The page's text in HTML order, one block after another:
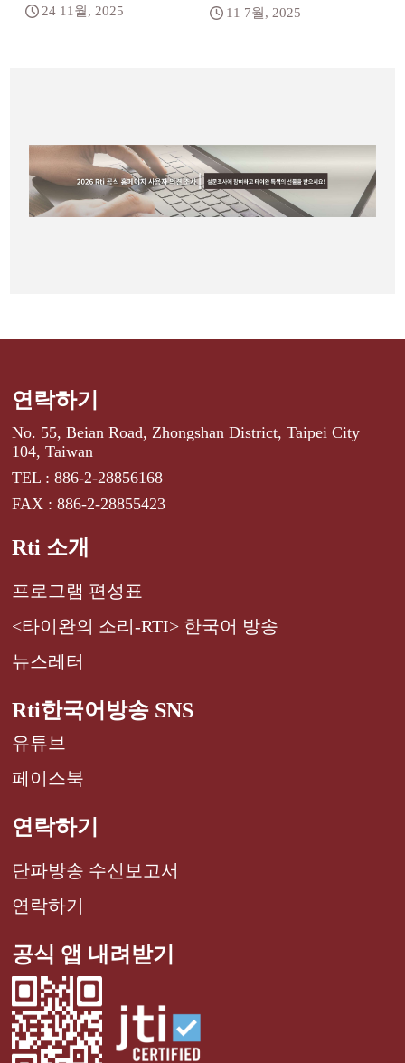
24 11월, 2025 11 7월, 2025
연락하기
No. 55, Beian Road, Zhongshan District, Taipei City
104, Taiwan
TEL : 886-2-28856168
FAX : 886-2-28855423
Rti 소개
프로그램 편성표
<타이완의 소리-RTI> 한국어 방송
뉴스레터
Rti한국어방송 SNS
유튜브
페이스북
연락하기
단파방송 수신보고서
연락하기
공식 앱 내려받기